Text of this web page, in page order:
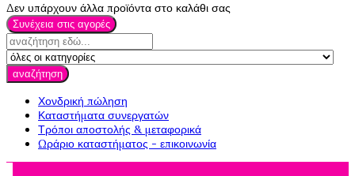
Δεν υπάρχουν άλλα προϊόντα στο καλάθι σας
Συνέχεια στις αγορές
αναζήτηση
Χονδρική πώληση
Καταστήματα συνεργατών
Τρόποι αποστολής & μεταφορικά
Ωράριο καταστήματος - επικοινωνία